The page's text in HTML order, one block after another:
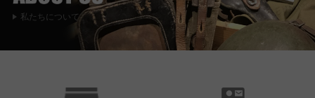
私たちについて